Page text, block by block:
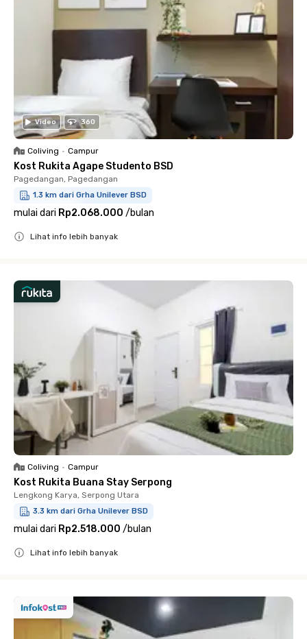
Video 360
Coliving • Campur
Kost Rukita Agape Studento BSD
Pagedangan, Pagedangan
1.3 km dari Grha Unilever BSD
mulai dari Rp2.068.000 /bulan
Lihat info lebih banyak
Coliving • Campur
Kost Rukita Buana Stay Serpong
Lengkong Karya, Serpong Utara
3.3 km dari Grha Unilever BSD
mulai dari Rp2.518.000 /bulan
Lihat info lebih banyak